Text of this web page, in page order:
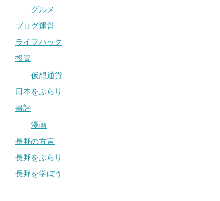
グルメ
ブログ運営
ライフハック
投資
仮想通貨
日本をぶらり
書評
漫画
長野の方言
長野をぶらり
長野を学ぼう